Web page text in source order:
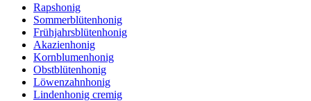
Rapshonig
Sommerblütenhonig
Frühjahrsblütenhonig
Akazienhonig
Kornblumenhonig
Obstblütenhonig
Löwenzahnhonig
Lindenhonig cremig